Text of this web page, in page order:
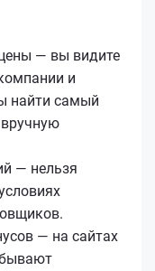
— вы видите
и
найти самый
— нельзя
— на сайтах